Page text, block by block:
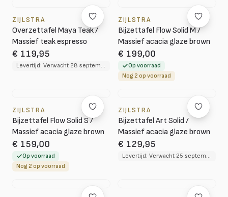
ZIJLSTRA
Overzettafel Maya Teak /
Massief teak espresso
€ 119,95
Levertijd: Verwacht 28 september 2026
ZIJLSTRA
Bijzettafel Flow Solid M /
Massief acacia glaze brown
€ 199,00
Op voorraad
Nog 2 op voorraad
ZIJLSTRA
Bijzettafel Flow Solid S /
Massief acacia glaze brown
€ 159,00
Op voorraad
Nog 2 op voorraad
ZIJLSTRA
Bijzettafel Art Solid /
Massief acacia glaze brown
€ 129,95
Levertijd: Verwacht 25 september 2026